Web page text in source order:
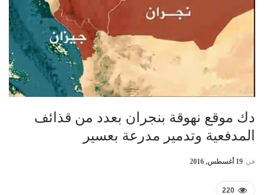
دك موقع نهوقة بنجران بعدد من قذائف
المدفعية وتدمير مدرعة بعسير
في 19 أغسطس, 2016
220